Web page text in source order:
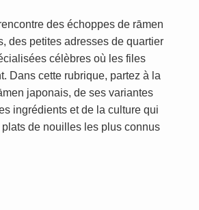
des échoppes de rāmen
des petites adresses de quartier
célèbres où les files
Dans cette rubrique, partez à la
japonais, de ses variantes
ingrédients et de la culture qui
plats de nouilles les plus connus